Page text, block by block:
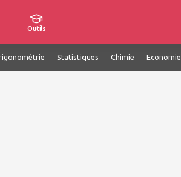
Outils
Statistiques Chimie Economie